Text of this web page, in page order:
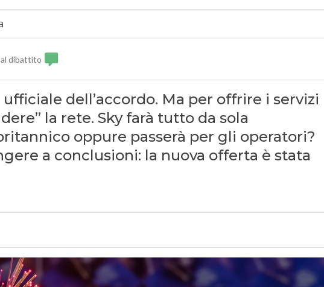
dibattito
dell’accordo. Ma per offrire i servizi
la rete. Sky farà tutto da sola
oppure passerà per gli operatori?
a conclusioni: la nuova offerta è stata